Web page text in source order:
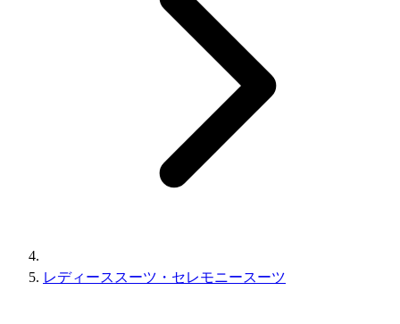
レディーススーツ・セレモニースーツ